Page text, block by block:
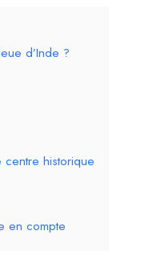
d’Inde ?
centre historique
en compte